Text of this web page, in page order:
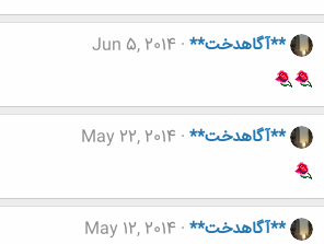
**آگاهدخت** Jun 5, 2014
**آگاهدخت** May 22, 2014
**آگاهدخت** May 12, 2014